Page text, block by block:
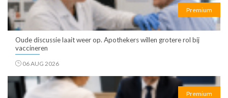
Premium
Oude discussie laait weer op. Apothekers willen grotere rol bij
vaccineren
06 AUG 2026
Premium